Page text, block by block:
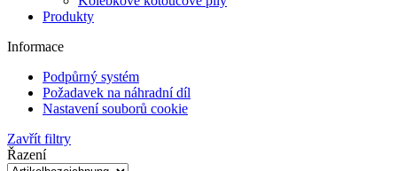
Informace
Podpůrný systém
Požadavek na náhradní díl
Nastavení souborů cookie
Zavřít filtry
Řazení
Produkty na stránku